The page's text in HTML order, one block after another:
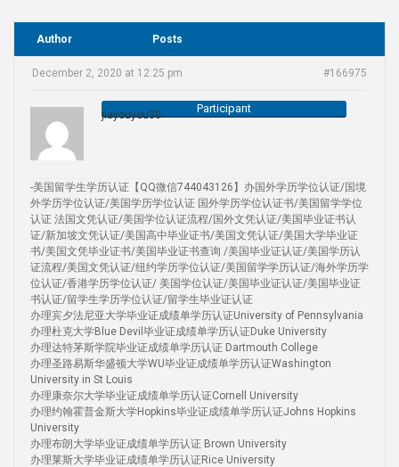
Author Posts
December 2, 2020 at 12:25 pm #166975
jiayouyou30 Participant
-美国留学生学历认证【QQ微信744043126】办国外学历学位认证/国境
外学历学位认证/美国学历学位认证 国外学历学位认证书/美国留学学位
认证 法国文凭认证/美国学位认证流程/国外文凭认证/美国毕业证书认
证/新加坡文凭认证/美国高中毕业证书/美国文凭认证/美国大学毕业证
书/美国文凭毕业证书/美国毕业证书查询 /美国毕业证认证/美国学历认
证流程/美国文凭认证/纽约学历学位认证/美国留学学历认证/海外学历学
位认证/香港学历学位认证/ 美国学位认证/美国毕业证认证/美国毕业证
书认证/留学生学历学位认证/留学生毕业证认证
办理宾夕法尼亚大学毕业证成绩单学历认证University of Pennsylvania
办理杜克大学Blue Devil毕业证成绩单学历认证Duke University
办理达特茅斯学院毕业证成绩单学历认证 Dartmouth College
办理圣路易斯华盛顿大学WU毕业证成绩单学历认证Washington
University in St Louis
办理康奈尔大学毕业证成绩单学历认证Cornell University
办理约翰霍普金斯大学Hopkins毕业证成绩单学历认证Johns Hopkins
University
办理布朗大学毕业证成绩单学历认证 Brown University
办理莱斯大学毕业证成绩单学历认证Rice University